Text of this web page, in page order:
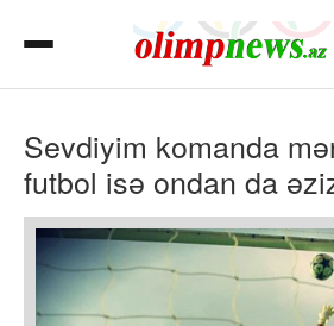
Sevdiyim komanda
futbol isə ondan da